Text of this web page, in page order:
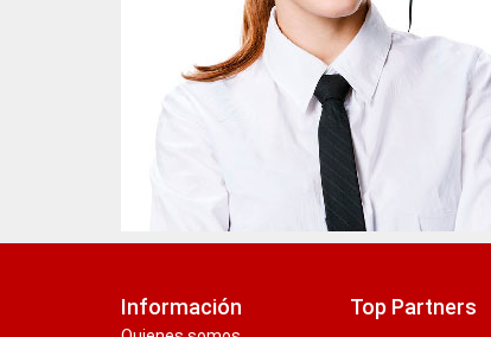
Información Top Partners